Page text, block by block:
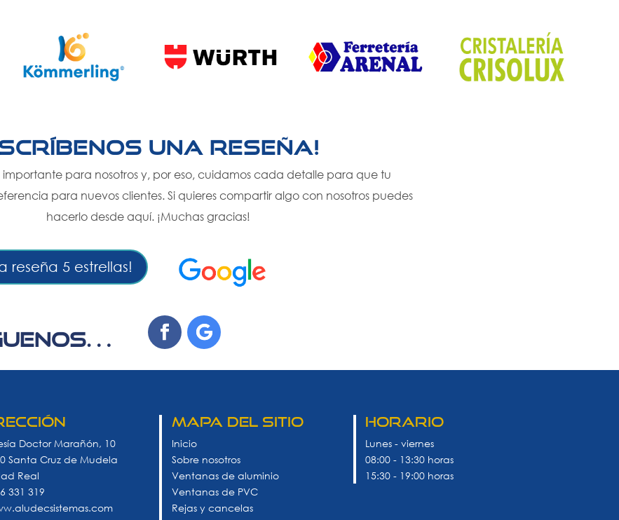
una reseña!
importante para nosotros y, por eso, cuidamos cada detalle para que tu
para nuevos clientes. Si quieres compartir algo con nosotros puedes
hacerlo desde aquí. ¡Muchas gracias!
reseña 5 estrellas!
Doctor Marañón, 10
Santa Cruz de Mudela
Real
331 319
MAPA DEL SITIO
Inicio
Sobre nosotros
Ventanas de aluminio
Ventanas de PVC
Rejas y cancelas
Horario
Lunes - viernes
08:00 - 13:30 horas
15:30 - 19:00 horas